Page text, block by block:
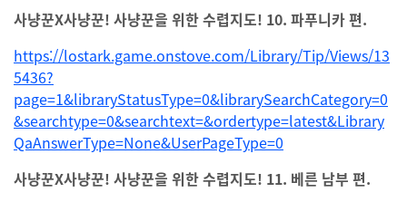
사냥꾼X사냥꾼! 사냥꾼을 위한 수렵지도! 10. 파푸니카 편.
https://lostark.game.onstove.com/Library/Tip/Views/13
5436?
page=1&libraryStatusType=0&librarySearchCategory=0
&searchtype=0&searchtext=&ordertype=latest&Library
QaAnswerType=None&UserPageType=0
사냥꾼X사냥꾼! 사냥꾼을 위한 수렵지도! 11. 베른 남부 편.